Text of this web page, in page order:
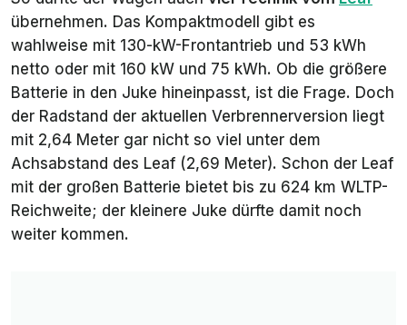
übernehmen. Das Kompaktmodell gibt es
wahlweise mit 130-kW-Frontantrieb und 53 kWh
netto oder mit 160 kW und 75 kWh. Ob die größere
Batterie in den Juke hineinpasst, ist die Frage. Doch
der Radstand der aktuellen Verbrennerversion liegt
mit 2,64 Meter gar nicht so viel unter dem
Achsabstand des Leaf (2,69 Meter). Schon der Leaf
mit der großen Batterie bietet bis zu 624 km WLTP-
Reichweite; der kleinere Juke dürfte damit noch
weiter kommen.